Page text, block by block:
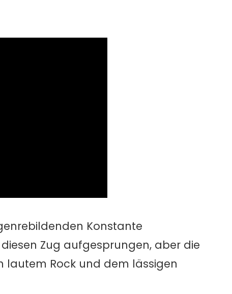
Konstante
Zug aufgesprungen, aber die
lautem Rock und dem lässigen